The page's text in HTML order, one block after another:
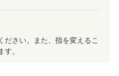
ださい。また、指を変えるこ
。